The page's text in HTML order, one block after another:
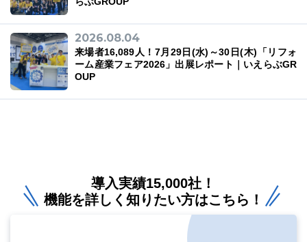
2026.08.04
来場者16,089人！7月29日(水)～30日(木)「リフォ
ーム産業フェア2026」出展レポート｜いえらぶGR
OUP
導入実績15,000社！
機能を詳しく知りたい方はこちら！